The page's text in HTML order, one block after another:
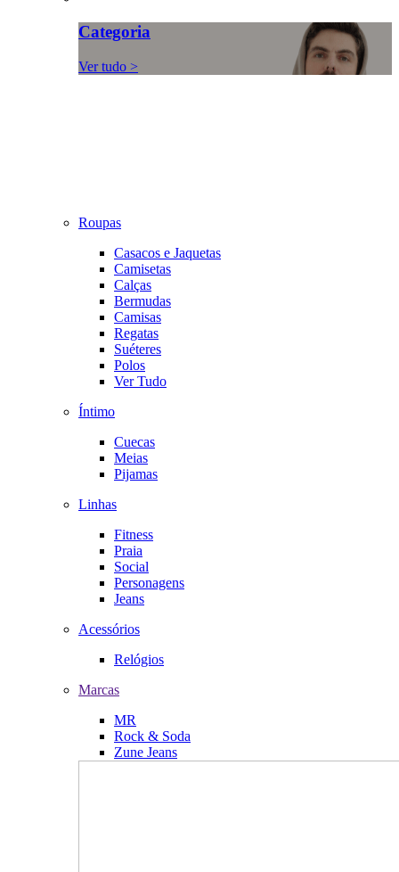
Categoria
Ver tudo >
Roupas
Casacos e Jaquetas
Camisetas
Calças
Bermudas
Camisas
Regatas
Suéteres
Polos
Ver Tudo
Íntimo
Cuecas
Meias
Pijamas
Linhas
Fitness
Praia
Social
Personagens
Jeans
Acessórios
Relógios
Marcas
MR
Rock & Soda
Zune Jeans